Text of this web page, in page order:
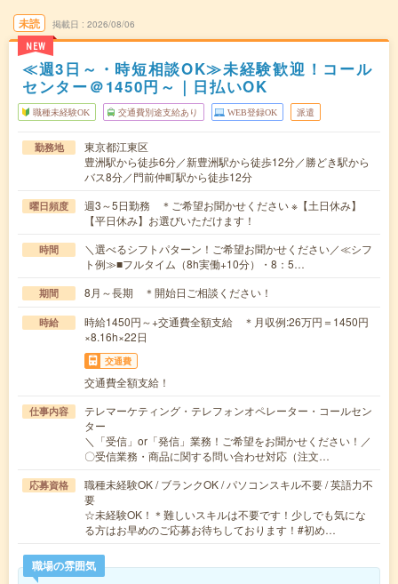
未読
NEW
掲載日 2026/08/06
≪週3日～・時短相談OK≫未経験歓迎！コール
センター＠1450円～｜日払いOK
職種未経験OK 交通費別途支給あり WEB登録OK 派遣
勤務地
東京都江東区
豊洲駅から徒歩6分／新豊洲駅から徒歩12分／勝どき駅から
バス8分／門前仲町駅から徒歩12分
曜日頻度
週3～5日勤務 ＊ご希望お聞かせください ※【土日休み】
【平日休み】お選びいただけます！
時間
＼選べるシフトパターン！ご希望お聞かせください／≪シフ
ト例≫■フルタイム（8h実働+10分）・8：5…
期間 8月～長期 ＊開始日ご相談ください！
時給
時給1450円～+交通費全額支給 ＊月収例:26万円＝1450円
×8.16h×22日
交通費
交通費全額支給！
仕事内容
テレマーケティング・テレフォンオペレーター・コールセン
ター
＼「受信」or「発信」業務！ご希望をお聞かせください！／
〇受信業務・商品に関する問い合わせ対応（注文…
応募資格
職種未経験OK / ブランクOK / パソコンスキル不要 / 英語力不
要
☆未経験OK！＊難しいスキルは不要です！少しでも気にな
る方はお早めのご応募お待ちしております！#初め…
職場の雰囲気